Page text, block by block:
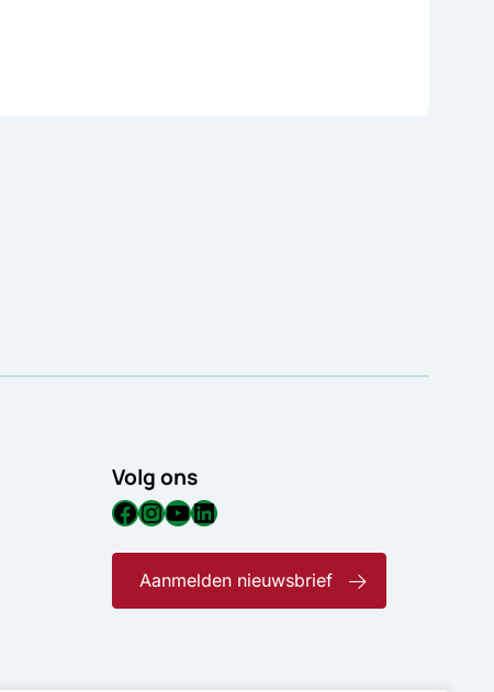
Volg ons
Facebook
Instagram
YouTube
LinkedIn
Aanmelden nieuwsbrief